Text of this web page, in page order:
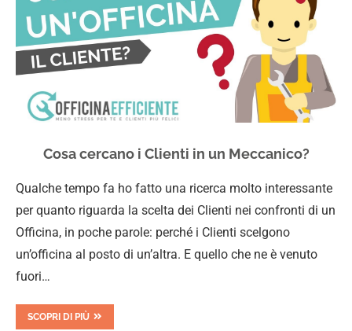
Cosa cercano i Clienti in un Meccanico?
Qualche tempo fa ho fatto una ricerca molto interessante
per quanto riguarda la scelta dei Clienti nei confronti di un
Officina, in poche parole: perché i Clienti scelgono
un’officina al posto di un’altra. E quello che ne è venuto
fuori…
SCOPRI DI PIÙ